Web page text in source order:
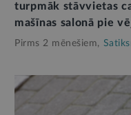
turpmāk stāvvietas
mašīnas salonā pie
Pirms 2 mēnešiem,